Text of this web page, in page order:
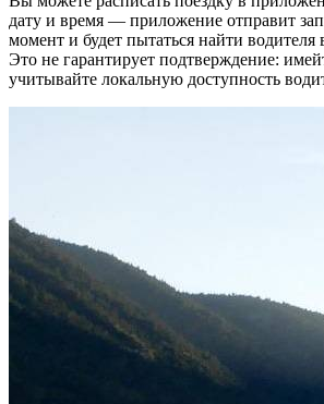
дату и время — приложение отправит
момент и будет пытаться найти водителя
Это не гарантирует подтверждение:
учитывайте локальную доступность